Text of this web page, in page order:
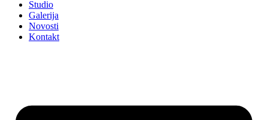
Studio
Galerija
Novosti
Kontakt